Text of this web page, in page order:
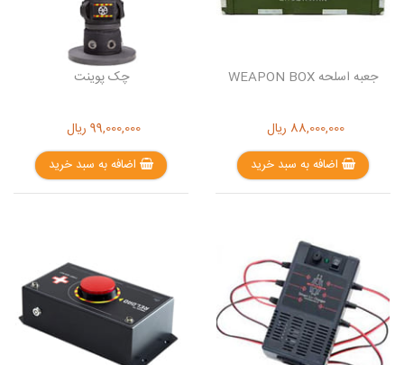
جعبه اسلحه WEAPON BOX
88,000,000 ریال
اضافه به سبد خرید
چک پوینت
99,000,000 ریال
اضافه به سبد خرید